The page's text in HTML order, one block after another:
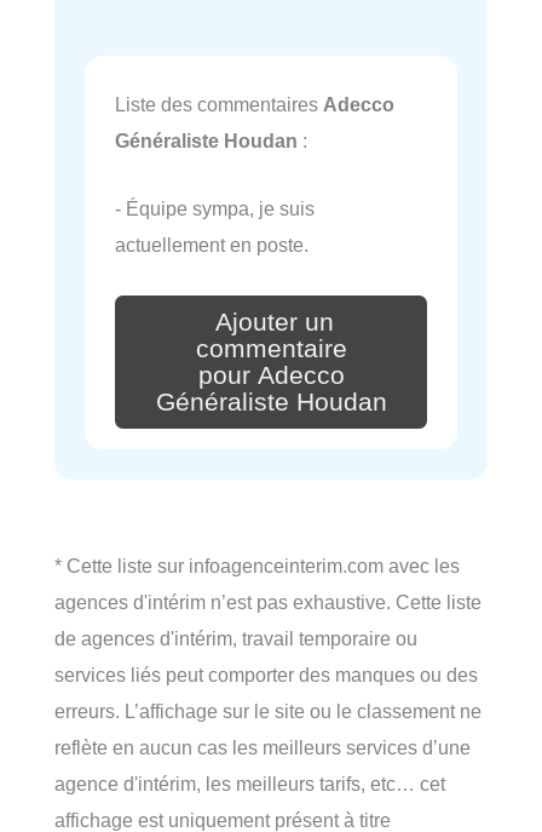
Liste des commentaires Adecco
Généraliste Houdan :
- Équipe sympa, je suis
actuellement en poste.
Ajouter un
commentaire
pour Adecco
Généraliste Houdan
* Cette liste sur infoagenceinterim.com avec les
agences d'intérim n’est pas exhaustive. Cette liste
de agences d'intérim, travail temporaire ou
services liés peut comporter des manques ou des
erreurs. L’affichage sur le site ou le classement ne
reflète en aucun cas les meilleurs services d’une
agence d'intérim, les meilleurs tarifs, etc… cet
affichage est uniquement présent à titre